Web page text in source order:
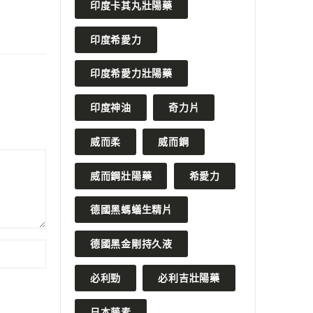
印度卡其丸壯陽藥
印度希愛力
印度希愛力壯陽藥
印度神油 奇力片
威而柔 威而鋼
威而鋼壯陽藥 希愛力
德國黑螞蟻生精片
德國黑金剛持久液
必利勁 必利吉壯陽藥